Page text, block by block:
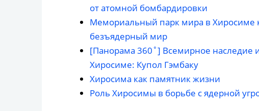
от атомной бомбардировки
Мемориальный парк мира в Хиросиме
безъядерный мир
[Панорама 360˚] Всемирное
Хиросиме: Купол Гэмбаку
Хиросима как памятник жизни
Роль Хиросимы в борьбе с ядерной